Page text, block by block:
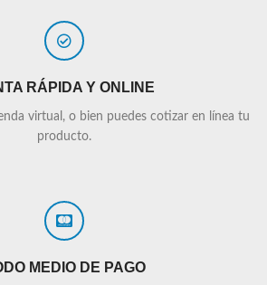
RÁPIDA Y ONLINE
virtual, o bien puedes cotizar en línea tu
producto.
MEDIO DE PAGO